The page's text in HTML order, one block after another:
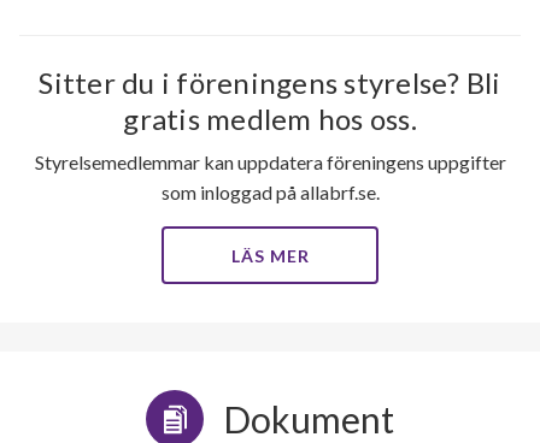
Sitter du i föreningens styrelse? Bli
gratis medlem hos oss.
Styrelsemedlemmar kan uppdatera föreningens uppgifter
som inloggad på allabrf.se.
LÄS MER
Dokument